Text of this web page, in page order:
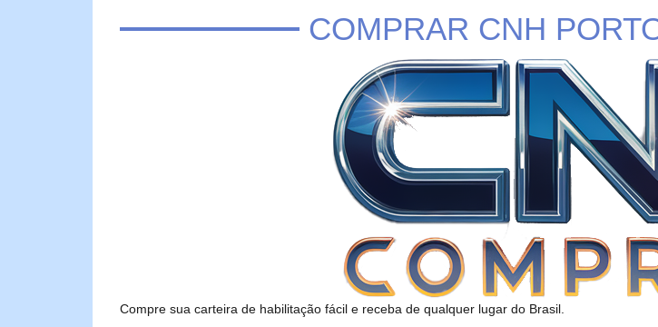
COMPRAR CNH
Compre sua carteira de habilitação fácil e receba de qualquer lugar do Brasil.